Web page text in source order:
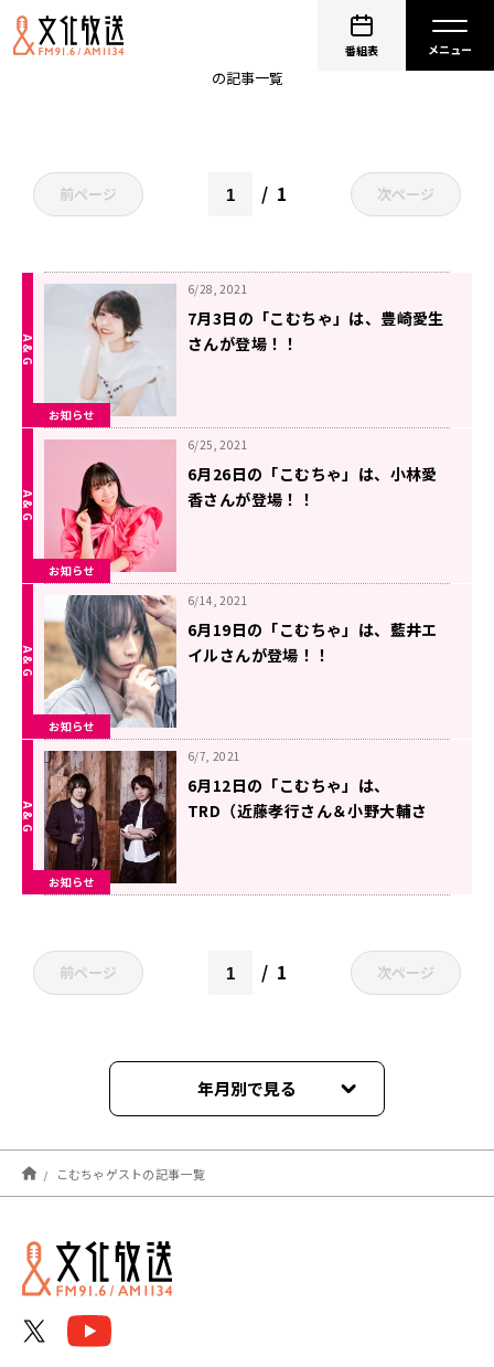
番組表
の記事一覧
前ページ 1 次ページ
お知らせ
6/28, 2021
7月3日の「こむちゃ」は、豊崎愛生
さんが登場！！
お知らせ
6/25, 2021
6月26日の「こむちゃ」は、小林愛
香さんが登場！！
お知らせ
6/14, 2021
6月19日の「こむちゃ」は、藍井エ
イルさんが登場！！
お知らせ
6/7, 2021
6月12日の「こむちゃ」は、
TRD（近藤孝行さん＆小野大輔さ
前ページ 1 次ページ
年月別で見る
2023年04月
2023年03月
2023年02月
こむちゃゲストの記事一覧